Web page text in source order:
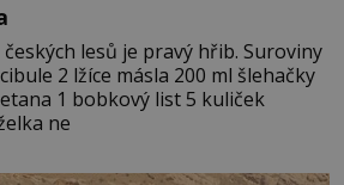
lesů je pravý hřib. Suroviny
2 lžíce másla 200 ml šlehačky
1 bobkový list 5 kuliček
ne